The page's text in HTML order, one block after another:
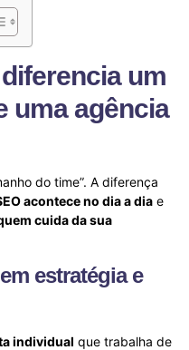
um
uma agência
do time”. A diferença
acontece no dia a dia e
cuida da sua
estratégia e
individual que trabalha de